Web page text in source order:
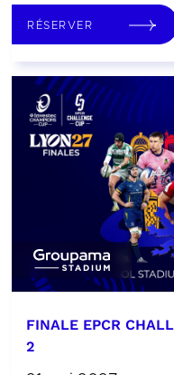
RÉSERVER
FINALE EPCR
2